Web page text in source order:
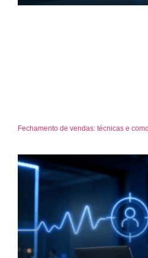
Fechamento de vendas: técnicas e